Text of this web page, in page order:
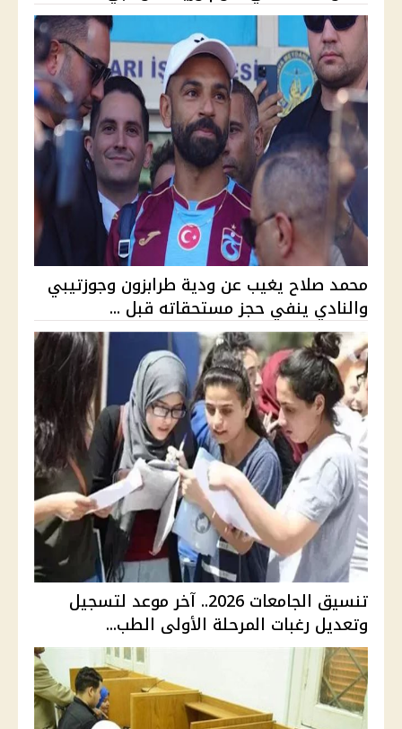
محمد صلاح يغيب عن ودية طرابزون وجوزتيبي
والنادي ينفي حجز مستحقاته قبل ...
تنسيق الجامعات 2026.. آخر موعد لتسجيل
وتعديل رغبات المرحلة الأولى الطب...